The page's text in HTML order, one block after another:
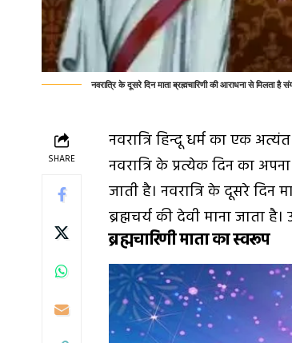
नवरात्रि के दूसरे दिन माता ब्रह्मचारिणी की आराधना से मिलता
SHARE
नवरात्रि हिन्दू धर्म का एक
नवरात्रि के प्रत्येक दिन का
जाती है। नवरात्रि के दूसरे दिन
ब्रह्मचर्य की देवी माना जाता
ब्रह्मचारिणी माता का स्वरूप